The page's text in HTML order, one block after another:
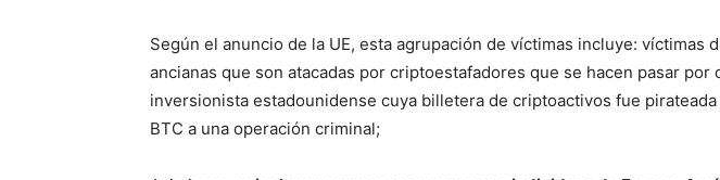
Según el anuncio de la UE, esta agrupación de víctimas incluye: víctimas
ancianas que son atacadas por criptoestafadores que se hacen pasar por
inversionista estadounidense cuya billetera de criptoactivos fue
BTC a una operación criminal;